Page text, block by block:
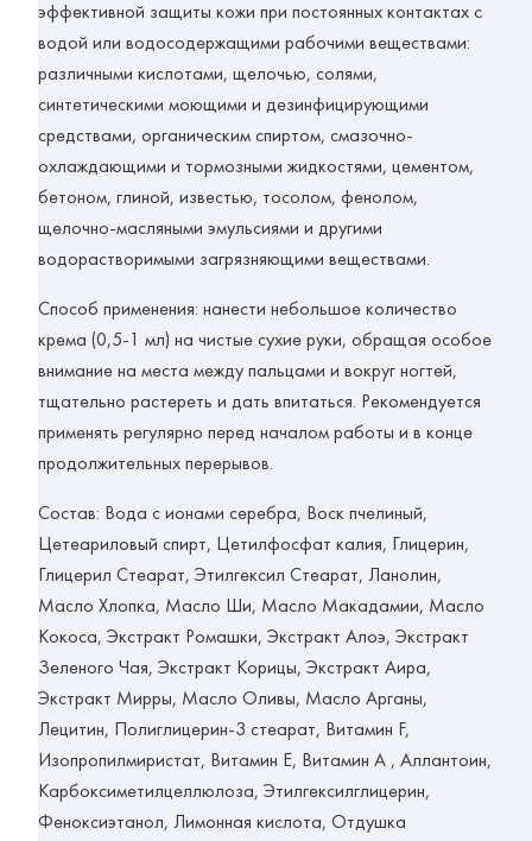
эффективной защиты кожи при постоянных контактах с
водой или водосодержащими рабочими веществами:
различными кислотами, щелочью, солями,
синтетическими моющими и дезинфицирующими
средствами, органическим спиртом, смазочно-
охлаждающими и тормозными жидкостями, цементом,
бетоном, глиной, известью, тосолом, фенолом,
щелочно-масляными эмульсиями и другими
водорастворимыми загрязняющими веществами.
Способ применения: нанести небольшое количество
крема (0,5-1 мл) на чистые сухие руки, обращая особое
внимание на места между пальцами и вокруг ногтей,
тщательно растереть и дать впитаться. Рекомендуется
применять регулярно перед началом работы и в конце
продолжительных перерывов.
Состав: Вода с ионами серебра, Воск пчелиный,
Цетеариловый спирт, Цетилфосфат калия, Глицерин,
Глицерил Стеарат, Этилгексил Стеарат, Ланолин,
Масло Хлопка, Масло Ши, Масло Макадамии, Масло
Кокоса, Экстракт Ромашки, Экстракт Алоэ, Экстракт
Зеленого Чая, Экстракт Корицы, Экстракт Аира,
Экстракт Мирры, Масло Оливы, Масло Арганы,
Лецитин, Полиглицерин-3 стеарат, Витамин F,
Изопропилмиристат, Витамин Е, Витамин А , Аллантоин,
Карбоксиметилцеллюлоза, Этилгексилглицерин,
Феноксиэтанол, Лимонная кислота, Отдушка